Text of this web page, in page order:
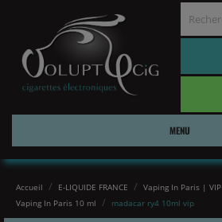
MENU
Accueil E-LIQUIDE FRANCE Vaping In Paris | VIP
Vaping In Paris 10 ml
madacar ry4 10ml vip